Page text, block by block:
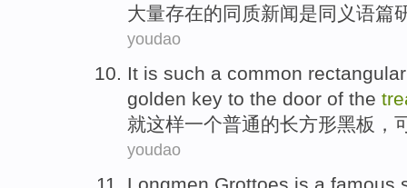
大量存在的同质新闻是同义语篇
youdao
It is such a common rectangular
golden key to the door of the
就这样一个普通的长方形黑板 ，
youdao